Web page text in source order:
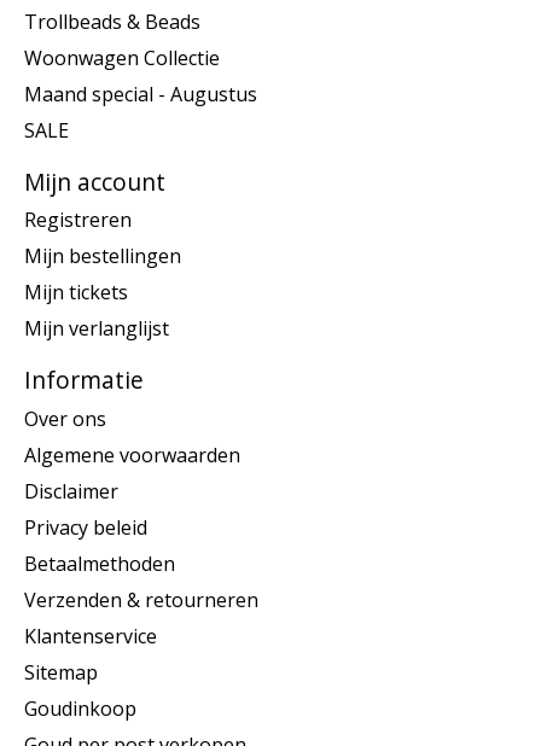
Trollbeads & Beads
Woonwagen Collectie
Maand special - Augustus
SALE
Mijn account
Registreren
Mijn bestellingen
Mijn tickets
Mijn verlanglijst
Informatie
Over ons
Algemene voorwaarden
Disclaimer
Privacy beleid
Betaalmethoden
Verzenden & retourneren
Klantenservice
Sitemap
Goudinkoop